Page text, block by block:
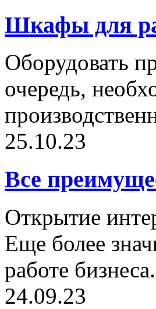
Шкафы для
Оборудовать
очередь,
25.10.23
Все
Открытие
Еще более
работе
24.09.23